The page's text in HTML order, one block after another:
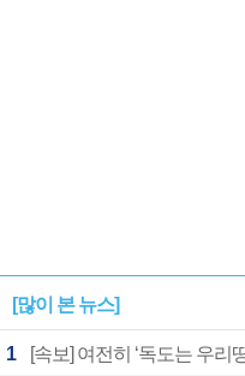
[많이 본 뉴스]
1